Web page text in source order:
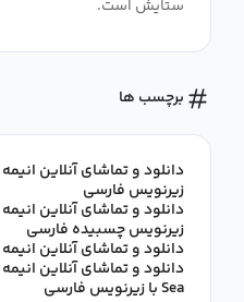
ستایش است.
برچسب ها
زیرنویس فارسی
زیرنویس چسبیده فارسی
دانلود و تماشای آنلاین انیمه Ponyo با زیرنویس فارسی
Sea با زیرنویس فارسی